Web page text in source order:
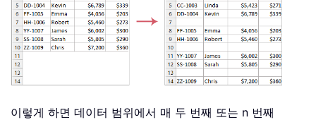
이렇게 하면 데이터 범위에서 매 두 번째 또는 n 번째